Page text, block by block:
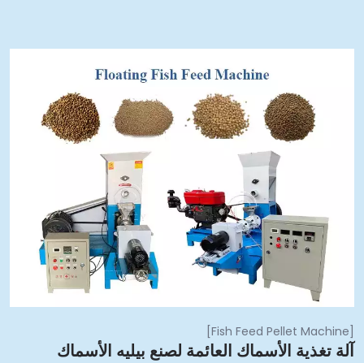
Fish Feed Pellet Machine
]
تغذية الأسماك العائمة لصنع بيليه الأسماك